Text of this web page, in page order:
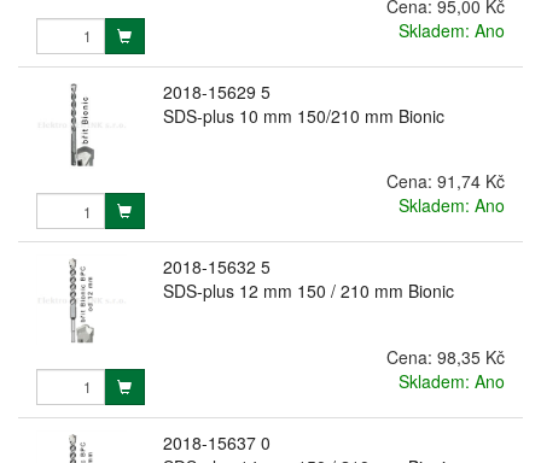
Cena: 95,00 Kč
Skladem: Ano
2018-15629 5
SDS-plus 10 mm 150/210 mm Bionic
Cena: 91,74 Kč
Skladem: Ano
2018-15632 5
SDS-plus 12 mm 150 / 210 mm Bionic
Cena: 98,35 Kč
Skladem: Ano
2018-15637 0